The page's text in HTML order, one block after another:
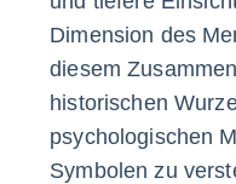
Dimension des
diesem
historischen
psychologischen
Symbolen zu